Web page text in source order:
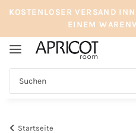
KOSTENLOSER VERSAND
EINEM
Startseite